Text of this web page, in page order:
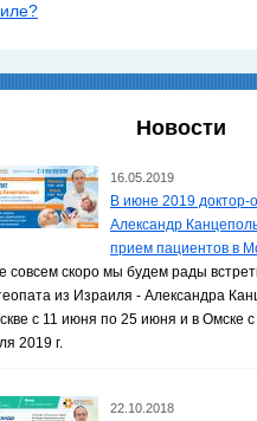
Новости
16.05.2019
В июне 2019 доктор-
Александр
прием пациентов в
совсем скоро мы будем рады
из Израиля - Александра
с 11 июня по 25 июня и в Омске
2019 г.
22.10.2018